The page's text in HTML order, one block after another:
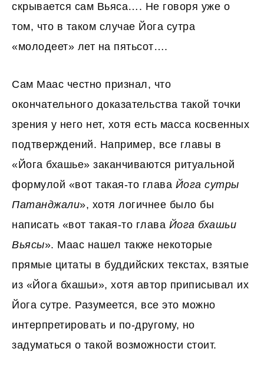
скрывается сам Вьяса…. Не говоря уже о
том, что в таком случае Йога сутра
«молодеет» лет на пятьсот….
Сам Маас честно признал, что
окончательного доказательства такой точки
зрения у него нет, хотя есть масса косвенных
подтверждений. Например, все главы в
«Йога бхашье» заканчиваются ритуальной
формулой «вот такая-то глава Йога сутры
Патанджали», хотя логичнее было бы
написать «вот такая-то глава Йога бхашьи
Вьясы». Маас нашел также некоторые
прямые цитаты в буддийских текстах, взятые
из «Йога бхашьи», хотя автор приписывал их
Йога сутре. Разумеется, все это можно
интерпретировать и по-другому, но
задуматься о такой возможности стоит.